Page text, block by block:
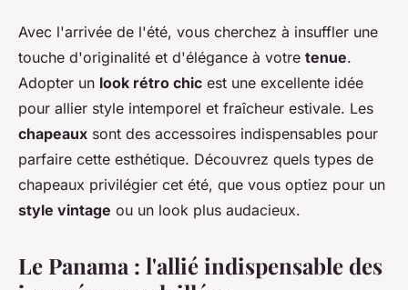
Avec l'arrivée de l'été, vous cherchez à insuffler une
touche d'originalité et d'élégance à votre tenue.
Adopter un look rétro chic est une excellente idée
pour allier style intemporel et fraîcheur estivale. Les
chapeaux sont des accessoires indispensables pour
parfaire cette esthétique. Découvrez quels types de
chapeaux privilégier cet été, que vous optiez pour un
style vintage ou un look plus audacieux.
Le Panama : l'allié indispensable des